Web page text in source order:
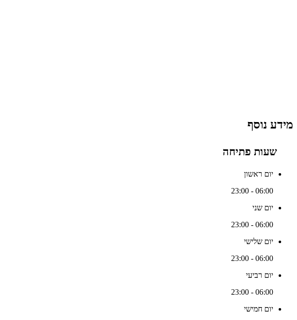
מידע נוסף
שעות פתיחה
יום ראשון
06:00 - 23:00
יום שני
06:00 - 23:00
יום שלישי
06:00 - 23:00
יום רביעי
06:00 - 23:00
יום חמישי